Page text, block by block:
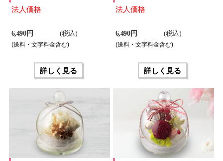
法人価格
6,490 円 (税込)
(送料・文字料金含む)
詳しく見る
法人価格
6,490 円 (税込)
(送料・文字料金含む)
詳しく見る